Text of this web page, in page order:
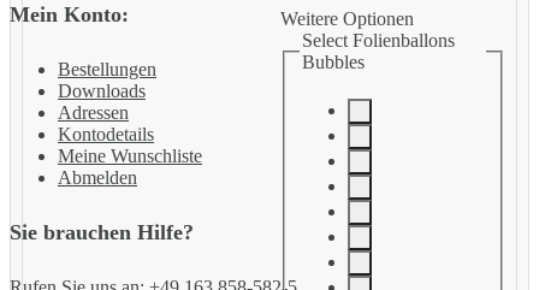
Mein Konto:
Bestellungen
Downloads
Adressen
Kontodetails
Meine Wunschliste
Abmelden
Sie brauchen Hilfe?
Weitere Optionen
Select Folienballons
Bubbles